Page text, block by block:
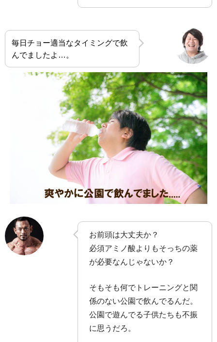
毎日チョー適当なタイミングで飲
んでましたよ…。
お前頭は大丈夫か？
必須アミノ酸よりもそっちの薬
が必要なんじゃないか？
そもそも何でトレーニングと関
係のない公園で飲んでるんだ。
公園で遊んでる子供たちも不振
に思うだろ。